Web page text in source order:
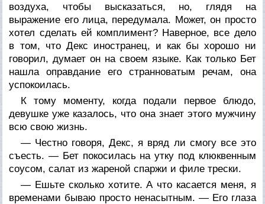
воздуха, чтобы высказаться, но, глядя на
выражение его лица, передумала. Может, он просто
хотел сделать ей комплимент? Наверное, все дело
в том, что Декс иностранец, и как бы хорошо ни
говорил, думает он на своем языке. Как только Бет
нашла оправдание его странноватым речам, она
успокоилась.
К тому моменту, когда подали первое блюдо,
девушке уже казалось, что она знает этого мужчину
всю свою жизнь.
— Честно говоря, Декс, я вряд ли смогу все это
съесть. — Бет покосилась на утку под клюквенным
соусом, салат из жареной спаржи и филе трески.
— Ешьте сколько хотите. А что касается меня, я
временами бываю просто ненасытным. — Его глаза